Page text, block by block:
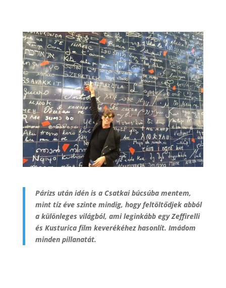
Párizs után idén is a Csatkai búcsúba mentem,
mint tíz éve szinte mindig, hogy feltöltődjek abból
a különleges világból, ami leginkább egy Zeffirelli
és Kusturica film keverékéhez hasonlít. Imádom
minden pillanatát.